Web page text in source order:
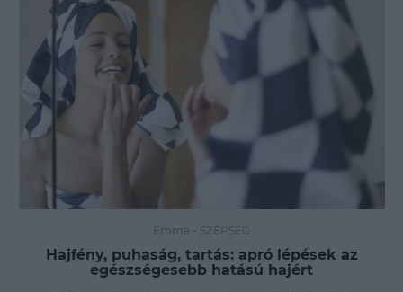
Emma - SZÉPSÉG
Hajfény, puhaság, tartás: apró lépések az
egészségesebb hatású hajért